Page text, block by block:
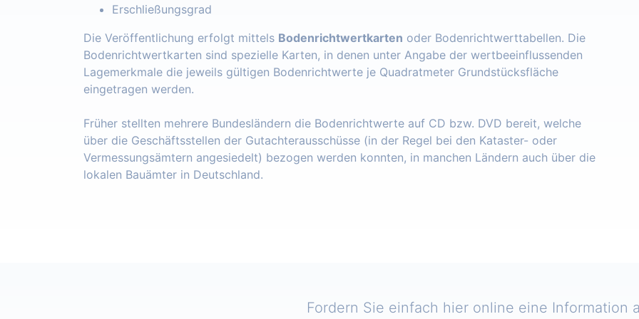
Erschließungsgrad
Die Veröffentlichung erfolgt mittels Bodenrichtwertkarten oder Bodenrichtwerttabellen. Die
Bodenrichtwertkarten sind spezielle Karten, in denen unter Angabe der wertbeeinflussenden
Lagemerkmale die jeweils gültigen Bodenrichtwerte je Quadratmeter Grundstücksfläche
eingetragen werden.
Früher stellten mehrere Bundesländern die Bodenrichtwerte auf CD bzw. DVD bereit, welche
über die Geschäftsstellen der Gutachterausschüsse (in der Regel bei den Kataster- oder
Vermessungsämtern angesiedelt) bezogen werden konnten, in manchen Ländern auch über die
lokalen Bauämter in Deutschland.
Fordern Sie einfach hier online eine Information